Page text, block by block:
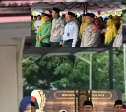
666
Papua!
Hadiri
Bersama
6 August
PTA
WKPT